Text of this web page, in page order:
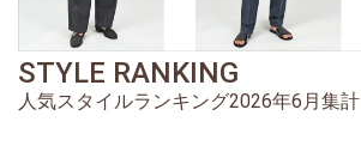
STYLE RANKING
人気スタイルランキング2026年6月集計